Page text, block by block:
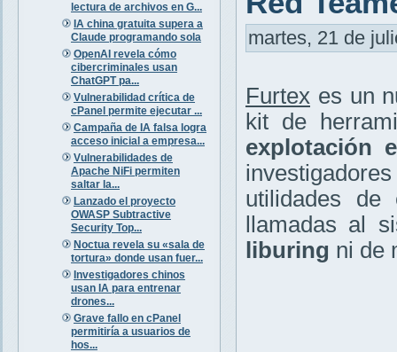
lectura de archivos en G...
IA china gratuita supera a
Claude programando sola
OpenAI revela cómo
cibercriminales usan
ChatGPT pa...
Vulnerabilidad crítica de
cPanel permite ejecutar ...
Campaña de IA falsa logra
acceso inicial a empresa...
Vulnerabilidades de
Apache NiFi permiten
saltar la...
Lanzado el proyecto
OWASP Subtractive
Security Top...
Noctua revela su «sala de
tortura» donde usan fuer...
Investigadores chinos
usan IA para entrenar
drones...
Grave fallo en cPanel
permitiría a usuarios de
hos...
martes, 21 de
Furtex es un
kit de
explotación
utilidades de
llamadas al
liburing ni de